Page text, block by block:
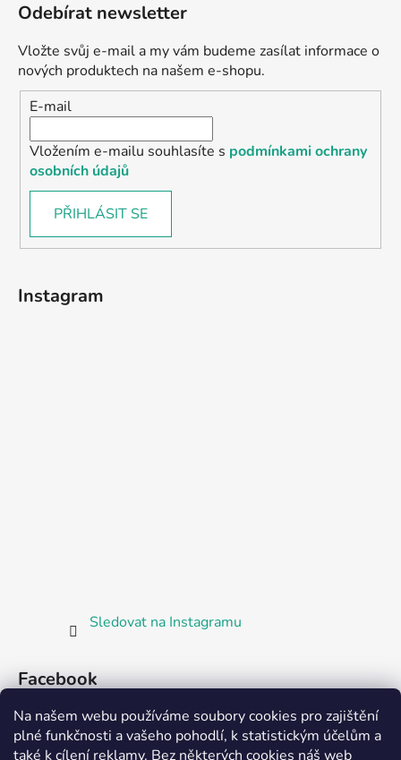
Na našem webu používáme soubory cookies pro zajištění
plné funkčnosti a vašeho pohodlí, k statistickým účelům a
také k cílení reklamy. Bez některých cookies náš web
Odebírat newsletter
Vložte svůj e-mail a my vám budeme zasílat informace o
nových produktech na našem e-shopu.
E-mail
Vložením e-mailu souhlasíte s podmínkami ochrany
osobních údajů
PŘIHLÁSIT SE
Instagram
Sledovat na Instagramu
Facebook